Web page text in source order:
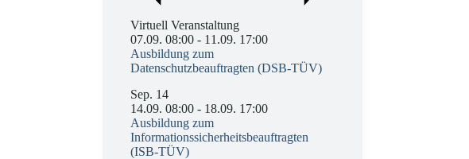
Virtuell Veranstaltung
07.09. 08:00 - 11.09. 17:00
Ausbildung zum
Datenschutzbeauftragten (DSB-TÜV)
Sep. 14
14.09. 08:00 - 18.09. 17:00
Ausbildung zum
Informationssicherheitsbeauftragten
(ISB-TÜV)